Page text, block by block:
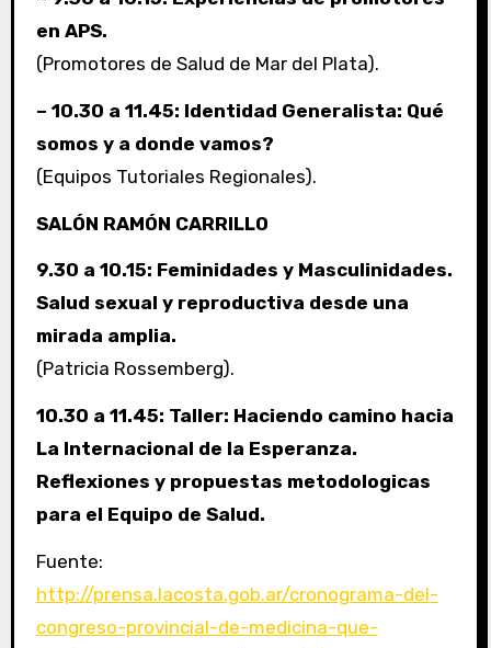
en APS.
(Promotores de Salud de Mar del Plata).
– 10.30 a 11.45: Identidad Generalista: Qué
somos y a donde vamos?
(Equipos Tutoriales Regionales).
SALÓN RAMÓN CARRILLO
9.30 a 10.15: Feminidades y Masculinidades.
Salud sexual y reproductiva desde una
mirada amplia.
(Patricia Rossemberg).
10.30 a 11.45: Taller: Haciendo camino hacia
La Internacional de la Esperanza.
Reflexiones y propuestas metodologicas
para el Equipo de Salud.
Fuente:
http://prensa.lacosta.gob.ar/cronograma-del-
congreso-provincial-de-medicina-que-